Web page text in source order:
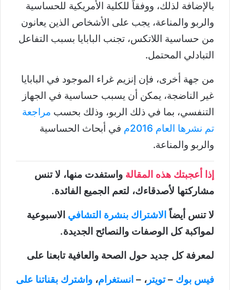
بالإضافة لذلك، ووفقاً للكلية الأمريكية للحساسية
والربو والمناعة، يجب على الأشخاص الذين يعانون
من حساسية اللاتكس، تجنب البابايا بسبب التفاعل
التبادلي المحتمل.
من جهة أخرى، فإن إنزيم غراء الموجود في البابايا
غير الناضجة، يمكن أن يسبب حساسية في الجهاز
التنفسي، بما في ذلك الربو، وذلك بحسب مراجعة
تم نشرها العام 2016م
في أبحاث الحساسية
والربو والمناعة.
إذا أعجبتك هذه المقالة واستفدت منها، لا تنس
مشاركتها لأصدقاءك، لتعم الجميع الفائدة.
لا تنس أيضاً الاشتراك بنشرة التشافي الاسبوعية
لمواكبة كل الوصفات والنصائح الجديدة.
لمعرفة كل جديد حول الصحة والعافية تابعنا على
فيس بوك –تويتر ، – انستغرام، واشترك بقناتنا على